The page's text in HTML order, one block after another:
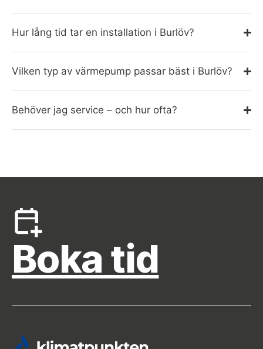
Hur lång tid tar en installation i Burlöv?
Vilken typ av värmepump passar bäst i Burlöv?
Behöver jag service – och hur ofta?
Boka tid